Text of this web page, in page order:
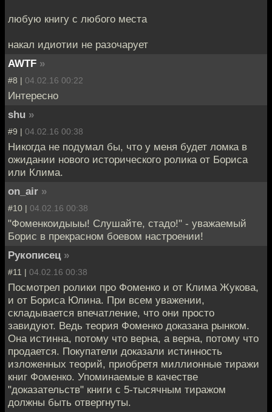
любую книгу с любого места
накал идиотии не разочарует
AWTF »
#8 | 04.02.16 00:22
Интересно
shu »
#9 | 04.02.16 00:38
Никогда не подумал бы, что у меня будет ломка в
ожидании нового исторического ролика от Бориса
или Клима.
on_air »
#10 | 04.02.16 00:38
"Фоменкоидыыы! Слушайте, стадо!" - уважаемый
Борис в прекрасном боевом настроении!
Рукописец »
#11 | 04.02.16 00:38
Посмотрел ролики про Фоменко и от Клима Жукова,
и от Бориса Юлина. При всем уважении,
складывается впечатление, что они просто
завидуют. Ведь теория Фоменко доказана рынком.
Она истинна, потому что верна, а верна, потому что
продается. Покупатели доказали истинность
изложенных теорий, приобретя миллионные тиражи
книг Фоменко. Упоминаемые в качестве
"доказательств" книги с 5-тысячным тиражом
должны быть отвергнуты.